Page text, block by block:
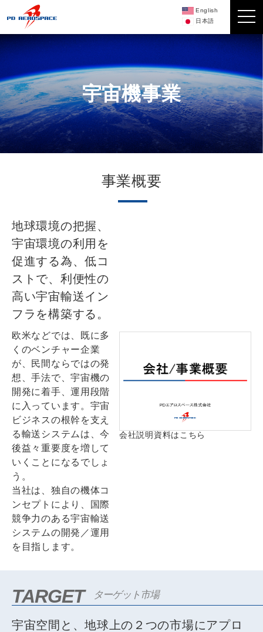
English
日本語
宇宙機事業
事業概要
地球環境の把握、
宇宙環境の利用を
促進する為、低コ
ストで、 利便性の
高い宇宙輸送イン
フラを構築する。
欧米などでは、既に多
くのベンチャー企業
が、民間ならではの発
想、手法で、宇宙機の
開発に着手、運用段階
に入っています。宇宙
ビジネスの根幹を支え
る輸送システムは、今
後益々重要度を増して
いくことになるでしょ
う。
当社は、独自の機体コ
ンセプトにより、国際
競争力のある宇宙輸送
システムの開発／運用
を目指します。
会社説明資料はこちら
TARGET ターゲット市場
宇宙空間と、地球上の２つの市場にアプロ